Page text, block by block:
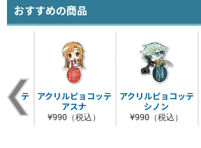
おすすめの商品
アクリルピョコッテ
シノン
¥990（税込）
コッテ
アクリルピョコッテ
アスナ
¥990（税込）